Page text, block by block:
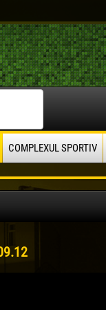
COMPLEXUL SPORTIV